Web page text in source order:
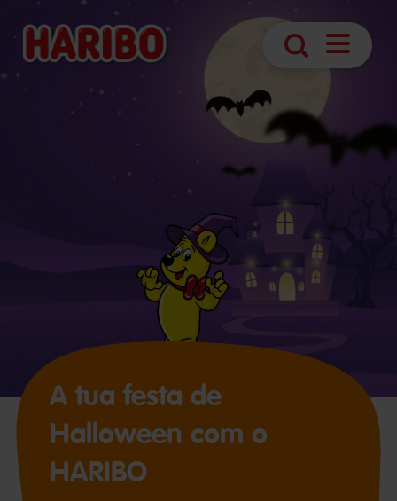
PesquisaAbrir
A tua festa de
Halloween com o
HARIBO